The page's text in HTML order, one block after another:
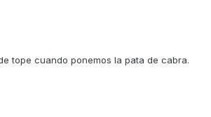
tope cuando ponemos la pata de cabra.